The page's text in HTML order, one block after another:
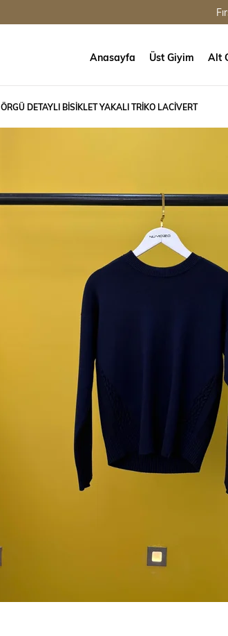
Anasayfa Üst Giyim Alt
ÖRGÜ DETAYLI BİSİKLET YAKALI TRİKO LACİVERT